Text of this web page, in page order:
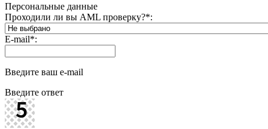
Персональные данные
Проходили ли вы AML проверку?*:
E-mail*:
Введите ваш e-mail
Введите ответ